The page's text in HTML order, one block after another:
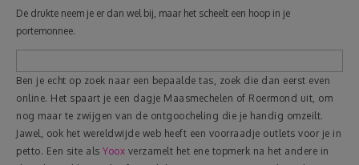
De drukte neem je er dan wel bij, maar het scheelt een hoop in je
portemonnee.
Ben je echt op zoek naar een bepaalde tas, zoek die dan eerst even
online. Het spaart je een dagje Maasmechelen of Roermond uit, om
nog maar te zwijgen van de ontgoocheling die je handig omzeilt.
Jawel, ook het wereldwijde web heeft een voorraadje outlets voor je in
petto. Een site als Yoox verzamelt het ene topmerk na het andere in